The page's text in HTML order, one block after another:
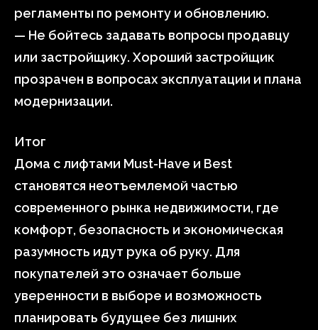
регламенты по ремонту и обновлению.
— Не бойтесь задавать вопросы продавцу
или застройщику. Хороший застройщик
прозрачен в вопросах эксплуатации и плана
модернизации.
Итог
Дома с лифтами Must-Have и Best
становятся неотъемлемой частью
современного рынка недвижимости, где
комфорт, безопасность и экономическая
разумность идут рука об руку. Для
покупателей это означает больше
уверенности в выборе и возможность
планировать будущее без лишних